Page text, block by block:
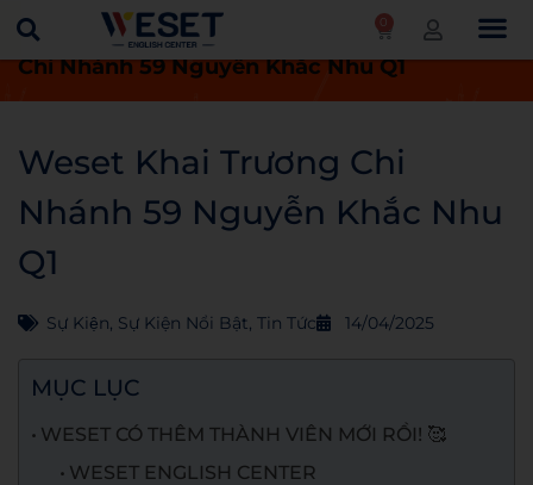
0
Trang chủ Tin tức
Weset Khai Trương
Chi Nhánh 59 Nguyễn Khắc Nhu Q1
Weset Khai Trương Chi
Nhánh 59 Nguyễn Khắc Nhu
Q1
Sự Kiện, Sự Kiện Nổi Bật, Tin Tức 14/04/2025
MỤC LỤC
WESET CÓ THÊM THÀNH VIÊN MỚI RỒI! 🥰
WESET ENGLISH CENTER